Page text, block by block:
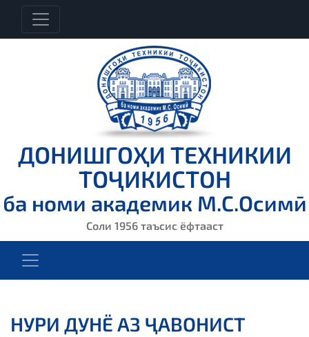
ДОНИШГОҲИ ТЕХНИКИИ
ТОҶИКИСТОН
ба номи академик М.С.Осимӣ
Соли 1956 таъсис ёфтааст
НУРИ ДУНЁ АЗ ҶАВОНИСТ